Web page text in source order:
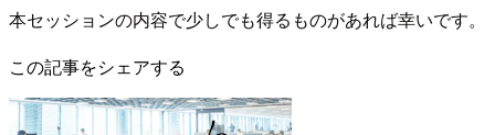
本セッションの内容で少しでも得るものがあれば幸いです。
この記事をシェアする